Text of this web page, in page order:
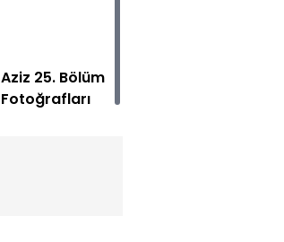
Aziz 25. Bölüm
Fotoğrafları